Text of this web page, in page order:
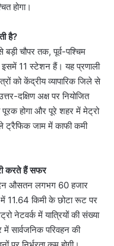
होगा।
है?
चौपर तक, पूर्व-पश्चिम
इसमें 11 स्टेशन हैं। यह प्रणाली
को केंद्रीय व्यापारिक जिले से
दक्षिण अक्ष पर नियोजित
होगा और पूरे शहर में मेट्रो
ट्रैफिक जाम में काफी कमी
करते हैं सफर
औसतन लगभग 60 हजार
11.64 किमी के छोटा रूट पर
नेटवर्क में यात्रियों की संख्या
सार्वजनिक परिवहन की